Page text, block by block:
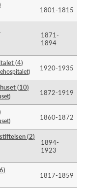
1801-​1815
1871-​
1894
(4)
) 1920-​1935
(10)
) 1872-​1919
) 1860-​1872
(2)
1894-​
1923
6)
1817-​1859